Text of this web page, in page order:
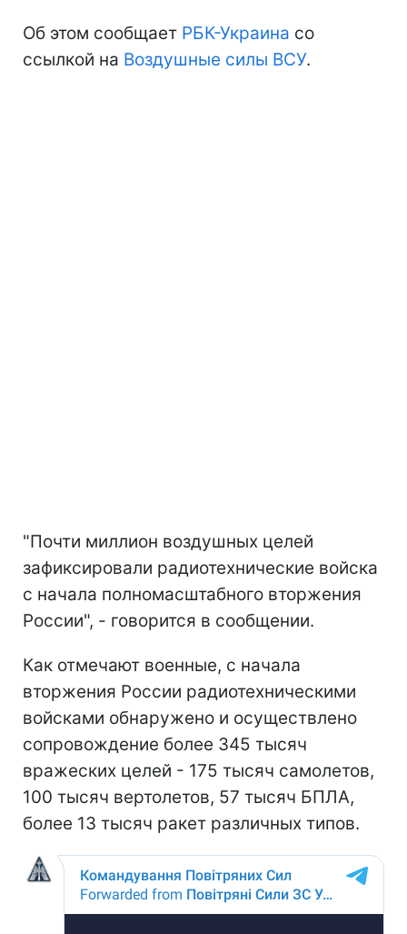
Об этом сообщает РБК-Украина со
ссылкой на Воздушные силы ВСУ.
"Почти миллион воздушных целей
зафиксировали радиотехнические войска
с начала полномасштабного вторжения
России", - говорится в сообщении.
Как отмечают военные, с начала
вторжения России радиотехническими
войсками обнаружено и осуществлено
сопровождение более 345 тысяч
вражеских целей - 175 тысяч самолетов,
100 тысяч вертолетов, 57 тысяч БПЛА,
более 13 тысяч ракет различных типов.